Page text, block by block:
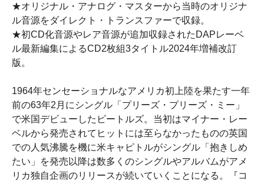
★オリジナル・アナログ・マスターから当時のオリジナ
ル音源をダイレクト・トランスファーで収録。
★初CD化音源やレア音源が追加収録されたDAPレーベ
ル最新編集によるCD2枚組3タイトル2024年増補改訂
版。
1964年センセーショナルなアメリカ初上陸を果たす一年
前の63年2月にシングル「プリーズ・プリーズ・ミー」
で米国デビューしたビートルズ。当初はマイナー・レー
ベルから発売されてヒットには至らなかったものの英国
での人気沸騰を機に米キャピトルがシングル「抱きしめ
たい」を発売以降は数多くのシングルやアルバムがアメ
リカ独自企画のリリースが続いていくことになる。『コ